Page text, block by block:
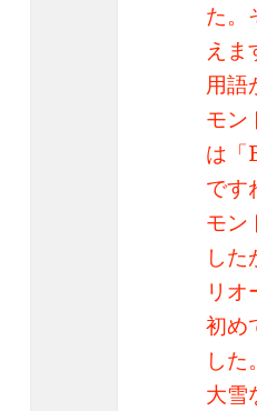
た。
えま
用語
モン
は「
です
モン
し
リオ
初め
し
大雪